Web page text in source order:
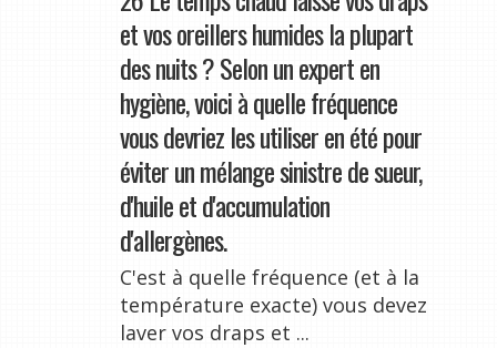
et vos oreillers humides la plupart
des nuits ? Selon un expert en
hygiène, voici à quelle fréquence
vous devriez les utiliser en été pour
éviter un mélange sinistre de sueur,
d'huile et d'accumulation
d'allergènes.
C'est à quelle fréquence (et à la
température exacte) vous devez
laver vos draps et ...